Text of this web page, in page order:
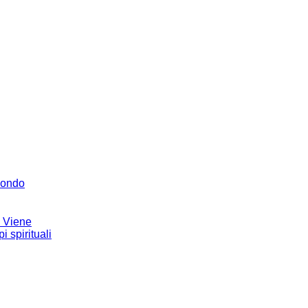
Viene
spirituali